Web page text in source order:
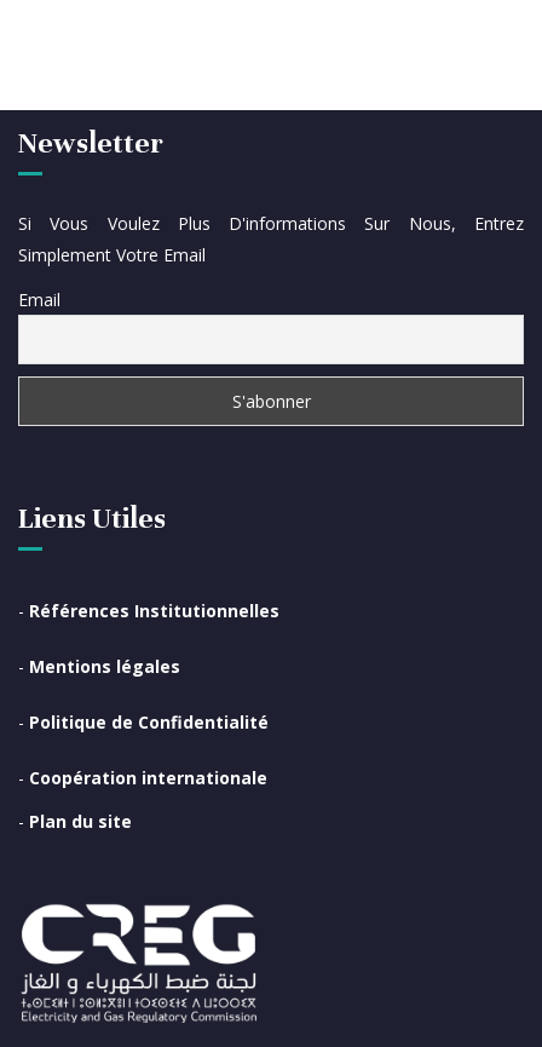
Liens Utiles
- Références Institutionnelles
- Mentions légales
- Politique de Confidentialité
- Coopération internationale
- Plan du site
Newsletter
Si Vous Voulez Plus D'informations Sur Nous, Entrez
Simplement Votre Email
Email